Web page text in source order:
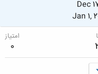
Dec
Jan 1,
امتیاز
0